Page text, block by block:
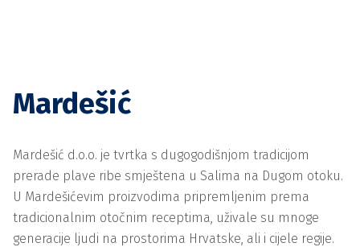
Mardešić
Mardešić d.o.o. je tvrtka s dugogodišnjom tradicijom
prerade plave ribe smještena u Salima na Dugom otoku.
U Mardešićevim proizvodima pripremljenim prema
tradicionalnim otočnim receptima, uživale su mnoge
generacije ljudi na prostorima Hrvatske, ali i cijele regije.